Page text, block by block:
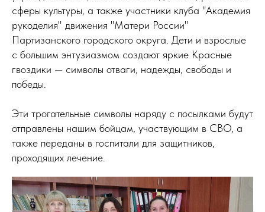
сферы культуры, а также участники клуба "Академия
рукоделия" движения "Матери России"
Партизанского городского округа. Дети и взрослые
с большим энтузиазмом создают яркие Красные
гвоздики — символы отваги, надежды, свободы и
победы.
Эти трогательные символы наряду с посылками будут
отправлены нашим бойцам, участвующим в СВО, а
также переданы в госпитали для защитников,
проходящих лечение.